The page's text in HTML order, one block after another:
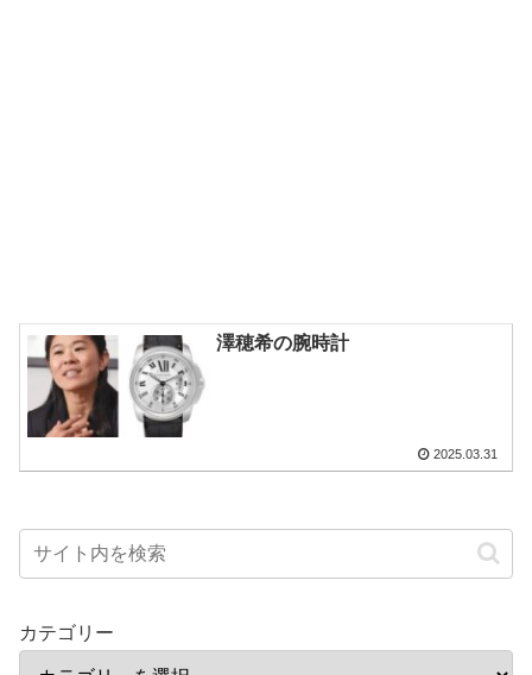
澤穂希の腕時計
2025.03.31
カテゴリー